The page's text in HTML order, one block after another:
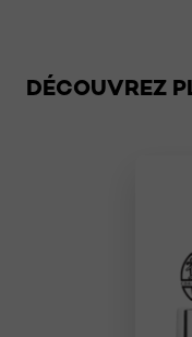
DÉCOUVREZ